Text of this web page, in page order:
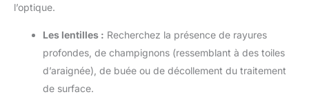
l’optique.
Les lentilles : Recherchez la présence de rayures
profondes, de champignons (ressemblant à des toiles
d’araignée), de buée ou de décollement du traitement
de surface.